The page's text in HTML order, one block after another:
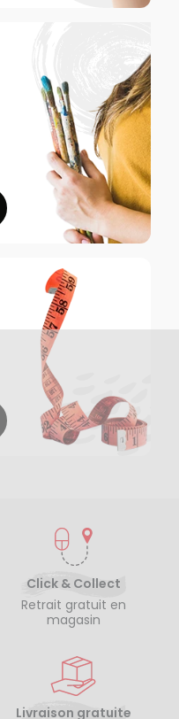
Click & Collect
Retrait gratuit en
magasin
Livraison gratuite